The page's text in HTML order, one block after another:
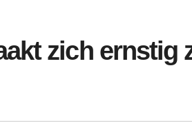
zich ernstig